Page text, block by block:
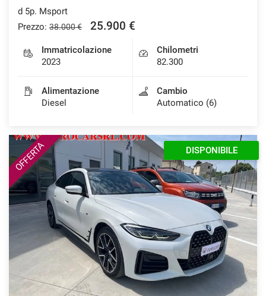
d 5p. Msport
Prezzo: 38.000 € 25.900 €
Immatricolazione
2023
Chilometri
82.300
Alimentazione
Diesel
Cambio
Automatico (6)
OFFERTA DISPONIBILE
Cookie necessari
Cookie delle preferenze
Cookie analitici
Cookie di marketing
Leggi
cookie
policy
Salva